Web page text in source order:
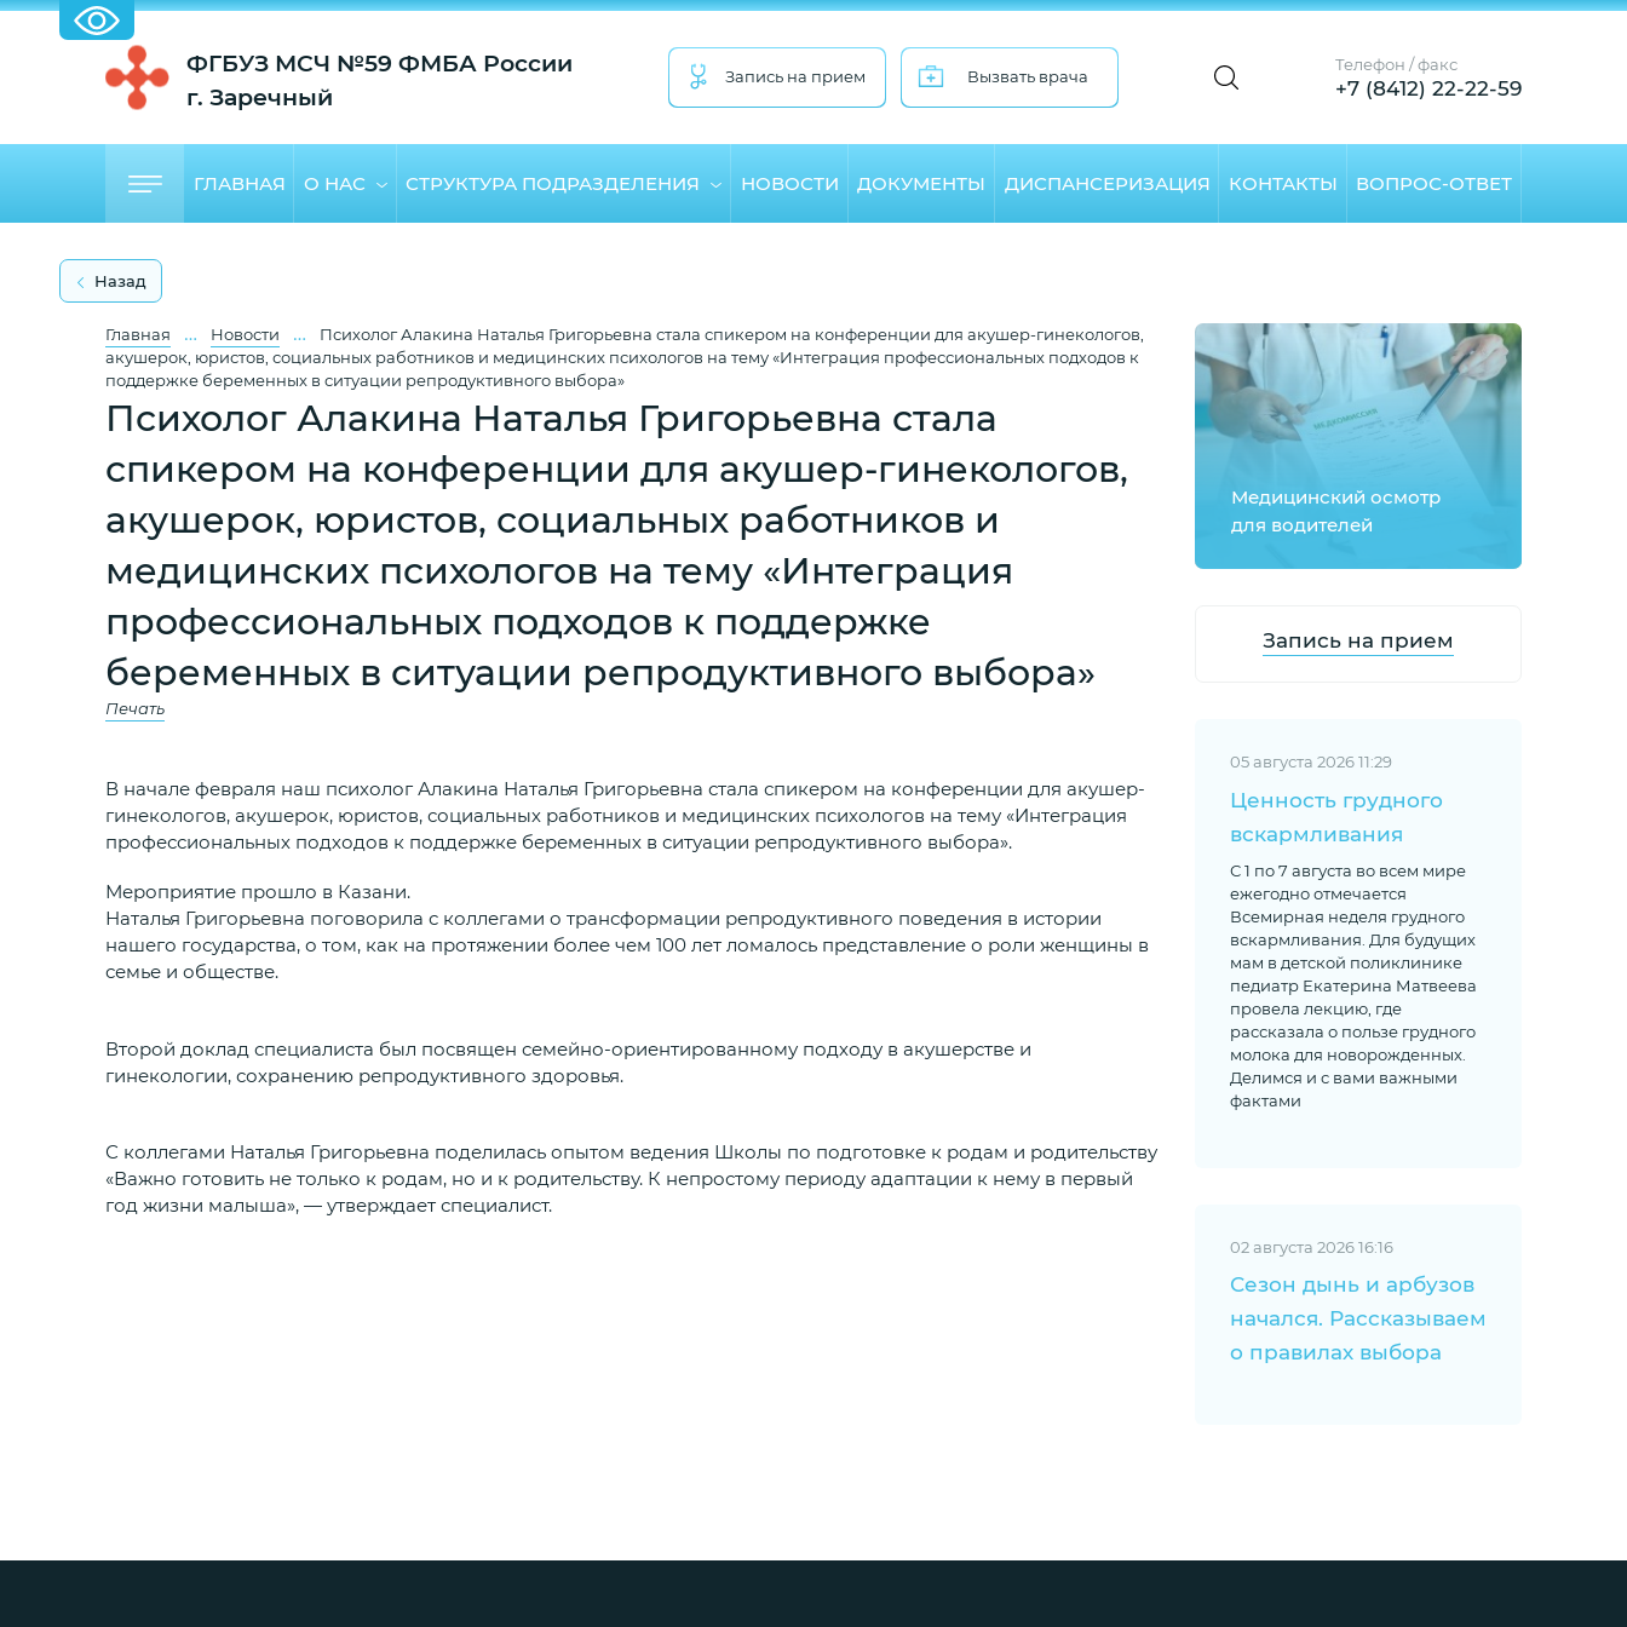
ФГБУЗ МСЧ №59 ФМБА России
г. Заречный
Запись на прием Вызвать врача
Телефон / факс
+7 (8412) 22-22-59
ГЛАВНАЯ О НАС СТРУКТУРА ПОДРАЗДЕЛЕНИЯ НОВОСТИ ДОКУМЕНТЫ ДИСПАНСЕРИЗАЦИЯ КОНТАКТЫ ВОПРОС-ОТВЕТ
Назад
Главная … Новости …
Психолог Алакина Наталья Григорьевна стала спикером на конференции для акушер-гинекологов,
акушерок, юристов, социальных работников и медицинских психологов на тему «Интеграция профессиональных подходов к
поддержке беременных в ситуации репродуктивного выбора»
Психолог Алакина Наталья Григорьевна стала
спикером на конференции для акушер-гинекологов,
акушерок, юристов, социальных работников и
медицинских психологов на тему «Интеграция
профессиональных подходов к поддержке
беременных в ситуации репродуктивного выбора»
Печать
В начале февраля наш психолог Алакина Наталья Григорьевна стала спикером на конференции для акушер-
гинекологов, акушерок, юристов, социальных работников и медицинских психологов на тему «Интеграция
профессиональных подходов к поддержке беременных в ситуации репродуктивного выбора».
Мероприятие прошло в Казани.
Наталья Григорьевна поговорила с коллегами о трансформации репродуктивного поведения в истории
нашего государства, о том, как на протяжении более чем 100 лет ломалось представление о роли женщины в
семье и обществе.
Второй доклад специалиста был посвящен семейно-ориентированному подходу в акушерстве и
гинекологии, сохранению репродуктивного здоровья.
С коллегами Наталья Григорьевна поделилась опытом ведения Школы по подготовке к родам и родительству
«Важно готовить не только к родам, но и к родительству. К непростому периоду адаптации к нему в первый
год жизни малыша», — утверждает специалист.
Медицинский осмотр
для водителей
Запись на прием
05 августа 2026 11:29
Ценность грудного
вскармливания
С 1 по 7 августа во всем мире
ежегодно отмечается
Всемирная неделя грудного
вскармливания. Для будущих
мам в детской поликлинике
педиатр Екатерина Матвеева
провела лекцию, где
рассказала о пользе грудного
молока для новорожденных.
Делимся и с вами важными
фактами
02 августа 2026 16:16
Сезон дынь и арбузов
начался. Рассказываем
о правилах выбора